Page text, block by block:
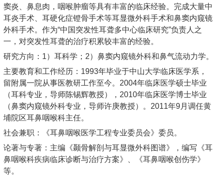
窦炎、鼻息肉，咽喉肿瘤等具有丰富的临床经验。完成大量中
耳炎手术、耳硬化症镫骨手术等耳显微外科手术和鼻窦内窥镜
外科手术。作为“中国突发性耳聋多中心临床研究”负责人之
一，对突发性耳聋的治疗积累较丰富的经验。
研究方向：1）耳科学；2）鼻窦内窥镜外科和鼻气流动力学。
主要教育和工作经历：1993年毕业于中山大学临床医学系，
留附属一院从事医教研工作至今。2004年临床医学硕士毕业
（耳科专业，导师陈锡辉教授），2010年临床医学博士毕业
（鼻窦内窥镜外科专业，导师许庚教授）。2011年9月调任黄
埔院区耳鼻咽喉科主任。
社会兼职：《耳鼻咽喉医学工程专业委员会》委员。
论著与专著：主编《颞骨解剖与耳显微外科图谱》，编写《耳
鼻咽喉科疾病临床诊断与治疗方案》、《耳鼻咽喉创伤学》
等。